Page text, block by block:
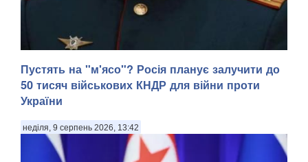
Пустять на "м'ясо"? Росія планує залучити до
50 тисяч військових КНДР для війни проти
України
неділя, 9 серпень 2026, 13:42